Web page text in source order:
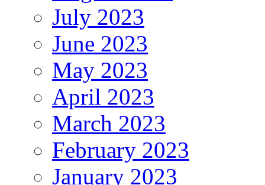
July 2023
June 2023
May 2023
April 2023
March 2023
February 2023
January 2023